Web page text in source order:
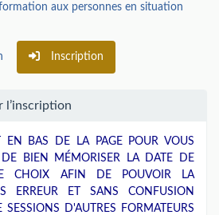
aux personnes en situation
Inscription
l’inscription
EN BAS DE LA PAGE POUR VOUS
DE BIEN MÉMORISER LA DATE DE
CHOIX AFIN DE POUVOIR LA
ERREUR ET SANS CONFUSION
SESSIONS D'AUTRES FORMATEURS